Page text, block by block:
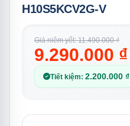
H10S5KCV2G-V
Giá niêm yết: 11.490.000 ₫
9.290.000 ₫
Tiết kiệm: 2.200.000 ₫